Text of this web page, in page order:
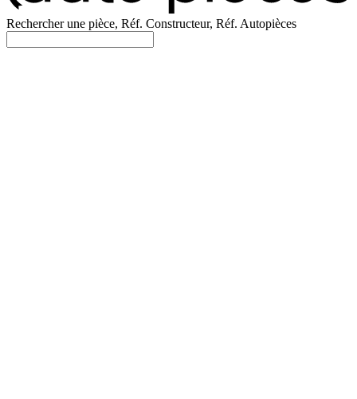
Rechercher une pièce, Réf. Constructeur, Réf. Autopièces